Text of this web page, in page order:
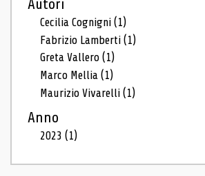
Autori
Cecilia Cognigni(1)
Fabrizio Lamberti(1)
Greta Vallero(1)
Marco Mellia(1)
Maurizio Vivarelli(1)
Anno
2023(1)